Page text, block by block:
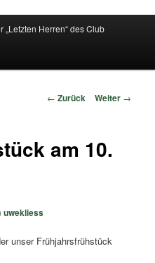
Herren“ des Club
Beitrags-
← Zurück Weiter →
am 10.
uwekliess
unser Frühjahrsfrühstück